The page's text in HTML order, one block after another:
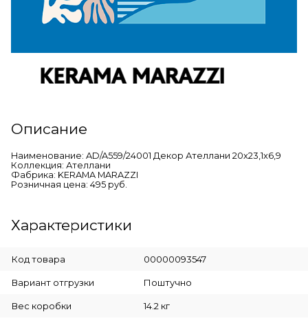
Описание
Наименование: AD/A559/24001 Декор Ателлани 20x23,1x6,9
Коллекция: Ателлани
Фабрика: KERAMA MARAZZI
Розничная цена: 495 руб.
Характеристики
Код товара 00000093547
Вариант отгрузки Поштучно
Вес коробки 14.2 кг